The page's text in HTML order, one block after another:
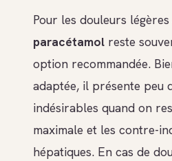
Pour les douleurs
paracétamol reste
option recommandée.
adaptée, il présente peu
indésirables quand on
maximale et les contre-
hépatiques. En cas de